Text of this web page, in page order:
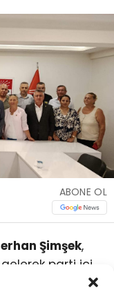
ABONE OL
Şimşek,
parti içi